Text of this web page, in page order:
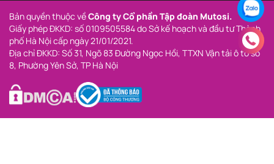
Bản quyền thuộc về Công ty Cổ phần Tập đoàn Mutosi.
Giấy phép ĐKKD: số 0109505584 do Sở kế hoạch và đầu tư Thành
phố Hà Nội cấp ngày 21/01/2021.
Địa chỉ ĐKKD: Số 31, Ngõ 83 Đường Ngọc Hồi, TTXN Vận tải ô tô số
8, Phường Yên Sở, TP Hà Nội